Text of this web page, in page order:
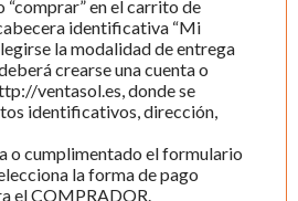
“comprar” en el carrito de
identificativa “Mi
la modalidad de entrega
crearse una cuenta o
ventasol.es, donde se
identificativos, dirección,
o cumplimentado el formulario
la forma de pago
el COMPRADOR.